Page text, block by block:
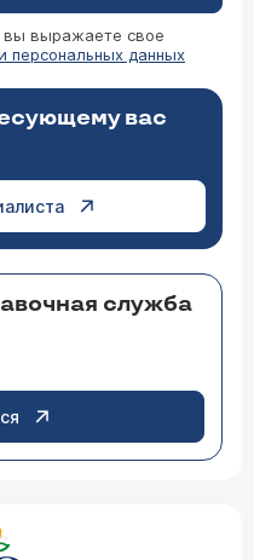
вы выражаете свое
персональных данных
вас
служба